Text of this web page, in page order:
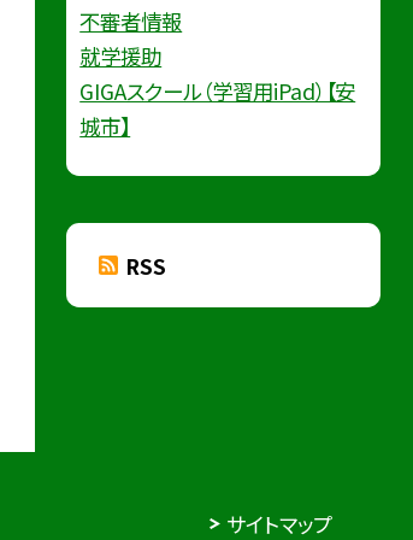
不審者情報
就学援助
GIGAスクール（学習用iPad）【安
城市】
RSS
サイトマップ